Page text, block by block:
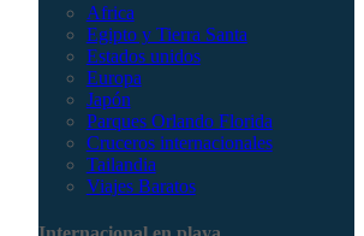
Africa
Egipto y Tierra Santa
Estados unidos
Europa
Japón
Parques Orlando Florida
Cruceros internacionales
Tailandia
Viajes Baratos